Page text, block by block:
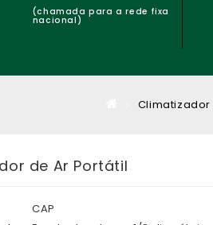
(chamada para a rede fixa
nacional)
Climatizador
de Ar Portátil
CAP